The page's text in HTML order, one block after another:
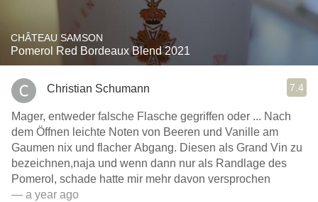
CHÂTEAU SAMSON
Pomerol Red Bordeaux Blend 2021
Christian Schumann 7.4
Mager, entweder falsche Flasche gegriffen oder ... Nach
dem Öffnen leichte Noten von Beeren und Vanille am
Gaumen nix und flacher Abgang. Diesen als Grand Vin zu
bezeichnen,naja und wenn dann nur als Randlage des
Pomerol, schade hatte mir mehr davon versprochen
— a year ago